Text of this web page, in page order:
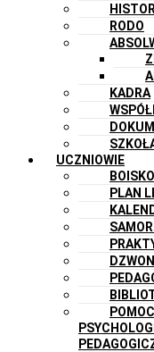
RODO
KADRA
UCZNIOWIE
BOISKO
PLAN
POMOC